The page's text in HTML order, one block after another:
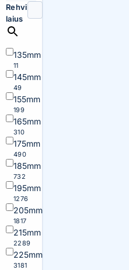
Rehvi
laius
135mm
11
145mm
49
155mm
199
165mm
310
175mm
490
185mm
732
195mm
1276
205mm
1817
215mm
2289
225mm
3181